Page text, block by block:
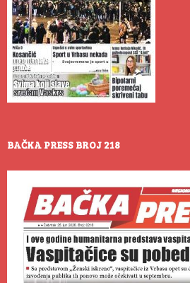
BAČKA PRESS BROJ 218